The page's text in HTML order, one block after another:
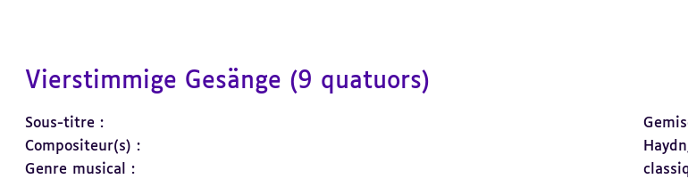
Vierstimmige Gesänge (9 quatuors)
Sous-titre :
Compositeur(s) :
Genre musical :